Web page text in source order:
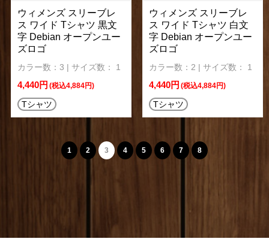
ウィメンズ スリーブレ
ス ワイド Tシャツ 黒文
字 Debian オープンユー
ズロゴ
カラー数：3 | サイズ数： 1
4,440円 (税込4,884円)
Tシャツ
ウィメンズ スリーブレ
ス ワイド Tシャツ 白文
字 Debian オープンユー
ズロゴ
カラー数：2 | サイズ数： 1
4,440円 (税込4,884円)
Tシャツ
1 2 3 4 5 6 7 8